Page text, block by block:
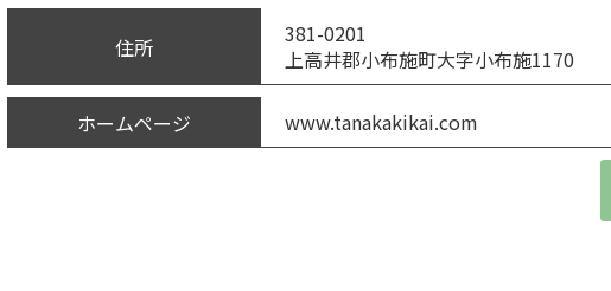
住所
381-0201
上高井郡小布施町大字小布施1170
ホームページ www.tanakakikai.com